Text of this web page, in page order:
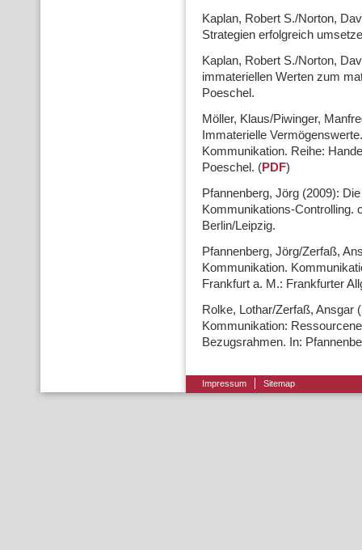
Kaplan, Robert S./Norton,
Strategien erfolgreich
Kaplan, Robert S./Norton,
immateriellen Werten zum
Poeschel.
Möller, Klaus/Piwinger,
Immaterielle
Kommunikation. Reihe:
Poeschel. (PDF)
Pfannenberg, Jörg (2009):
Kommunikations-Controlling.
Berlin/Leipzig.
Pfannenberg, Jörg/Zerfaß,
Kommunikation.
Frankfurt a. M.: Frankfurter
Rolke, Lothar/Zerfaß, Ansgar
Kommunikation:
Bezugsrahmen. In:
Impressum Sitemap